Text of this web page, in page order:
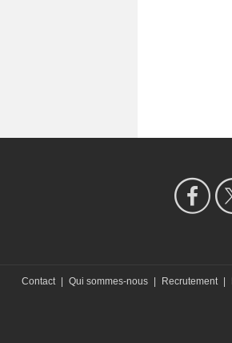
Contact Qui sommes-nous Recrutement